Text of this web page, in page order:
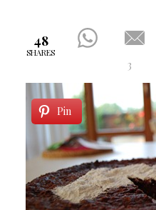
(quasi)
green
48
SHARES
3
Pin